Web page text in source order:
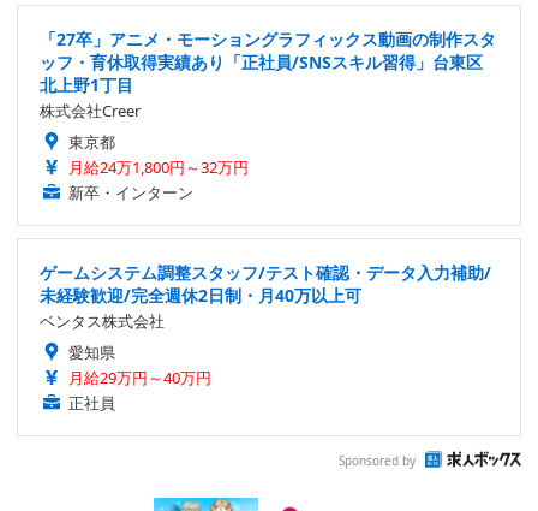
「27卒」アニメ・モーショングラフィックス動画の制作スタ
ッフ・育休取得実績あり「正社員/SNSスキル習得」台東区
北上野1丁目
株式会社Creer
東京都
月給24万1,800円～32万円
新卒・インターン
ゲームシステム調整スタッフ/テスト確認・データ入力補助/
未経験歓迎/完全週休2日制・月40万以上可
ベンタス株式会社
愛知県
月給29万円～40万円
正社員
Sponsored by